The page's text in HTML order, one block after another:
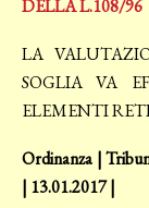
DELLA L.108/96
LA
SOGLIA VA
ELEMENTI
Ordinanza |
| 13.01.2017 |